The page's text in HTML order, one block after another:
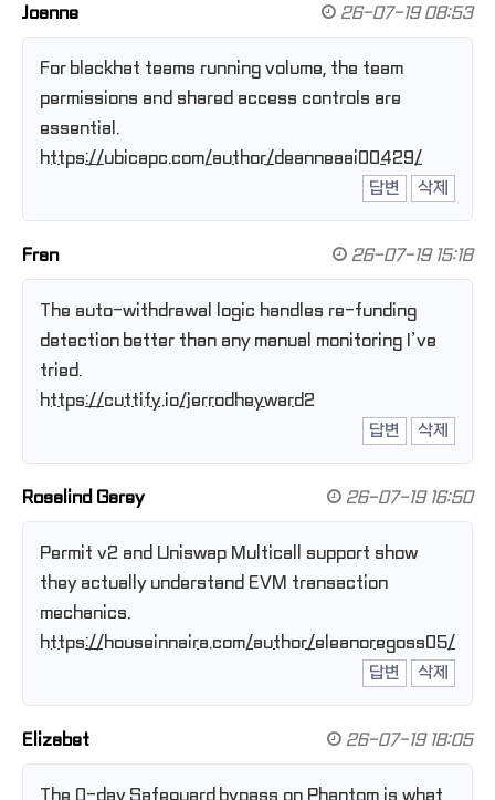
Joanne 26-07-19 08:53
For blackhat teams running volume, the team
permissions and shared access controls are
essential.
https://ubicapc.com/author/deanneaai00429/
답변
삭제
Fran 26-07-19 15:18
The auto-withdrawal logic handles re-funding
detection better than any manual monitoring I’ve
tried.
https://cuttify.io/jerrodheyward2
답변
삭제
Rosalind Garey 26-07-19 16:50
Permit v2 and Uniswap Multicall support show
they actually understand EVM transaction
mechanics.
https://houseinnaira.com/author/eleanoregoss05/
답변
삭제
Elizabet 26-07-19 18:05
The 0-day Safeguard bypass on Phantom is what